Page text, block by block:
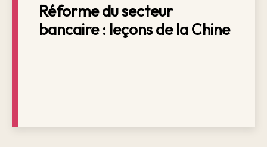
Réforme du secteur
bancaire : leçons de la Chine